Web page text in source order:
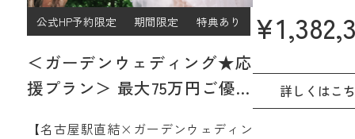
公式HP予約限定 期間限定 特典あり
＜ガーデンウェディング★応
援プラン＞ 最大75万円ご優待
【名古屋駅直結×ガーデンウェディン
過ごしたい」
そんなご希望
15階、名古屋を
間で実現☆
さらに魅力的に
¥
詳しくはこ